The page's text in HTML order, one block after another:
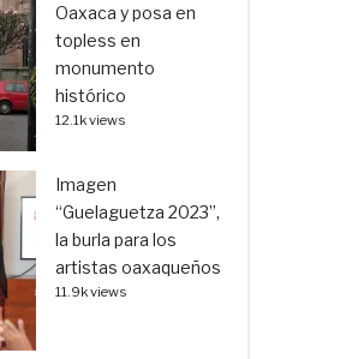
Oaxaca y posa en
topless en
monumento
histórico
12.1k views
Imagen
“Guelaguetza 2023”,
la burla para los
artistas oaxaqueños
11.9k views